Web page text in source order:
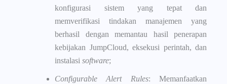
konfigurasi sistem yang tepat dan
memverifikasi tindakan manajemen yang
berhasil dengan memantau hasil penerapan
kebijakan JumpCloud, eksekusi perintah, dan
instalasi software;
Configurable Alert Rules: Memanfaatkan